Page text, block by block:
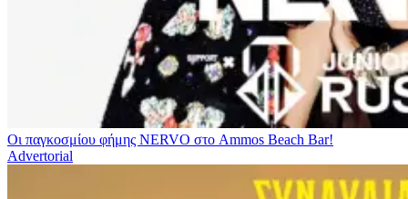
Οι παγκοσμίου φήμης NERVO στο Ammos Beach Bar!
Advertorial